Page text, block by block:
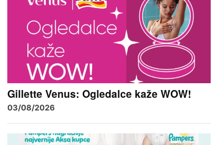
Gillette Venus: Ogledalce kaže WOW!
03/08/2026